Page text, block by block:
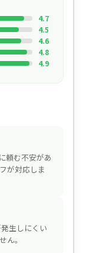
4.7
4.5
4.6
4.8
4.9
頼む不安があ
が対応しま
生しにくい
ん。